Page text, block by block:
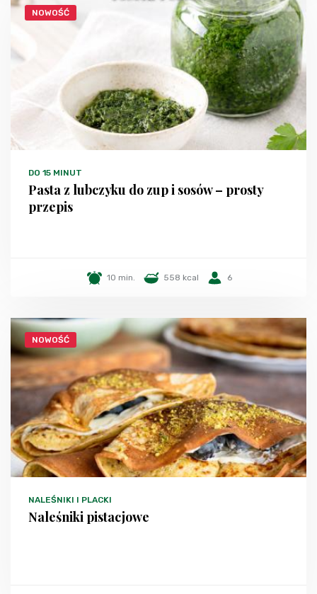
NOWOŚĆ
DO 15 MINUT
Pasta z lubczyku do zup i sosów – prosty
przepis
10 min. 558 kcal 6
NOWOŚĆ
NALEŚNIKI I PLACKI
Naleśniki pistacjowe